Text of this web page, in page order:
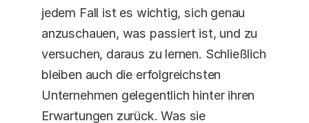
jedem Fall ist es wichtig, sich genau
anzuschauen, was passiert ist, und zu
versuchen, daraus zu lernen. Schließlich
bleiben auch die erfolgreichsten
Unternehmen gelegentlich hinter ihren
Erwartungen zurück. Was sie